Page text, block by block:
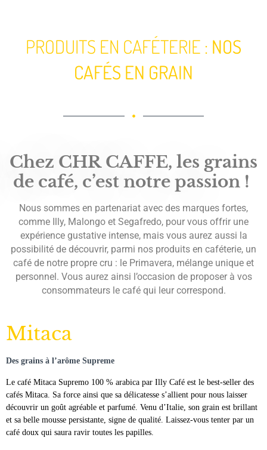
PRODUITS EN CAFÉTERIE : NOS
CAFÉS EN GRAIN
Chez CHR CAFFE, les grains
de café, c’est notre passion !
Nous sommes en partenariat avec des marques fortes,
comme Illy, Malongo et Segafredo, pour vous offrir une
expérience gustative intense, mais vous aurez aussi la
possibilité de découvrir, parmi nos produits en caféterie, un
café de notre propre cru : le Primavera, mélange unique et
personnel. Vous aurez ainsi l’occasion de proposer à vos
consommateurs le café qui leur correspond.
Mitaca
Des grains à l’arôme Supreme
Le café Mitaca Supremo 100 % arabica par Illy Café est le best-seller des
cafés Mitaca. Sa force ainsi que sa délicatesse s’allient pour nous laisser
découvrir un goût agréable et parfumé. Venu d’Italie, son grain est brillant
et sa belle mousse persistante, signe de qualité. Laissez-vous tenter par un
café doux qui saura ravir toutes les papilles.